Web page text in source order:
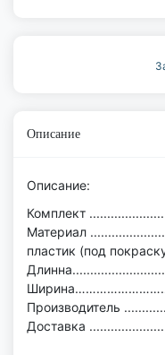
Описание
Описание:
Комплект
Материал
пластик (под
Производитель
Доставка